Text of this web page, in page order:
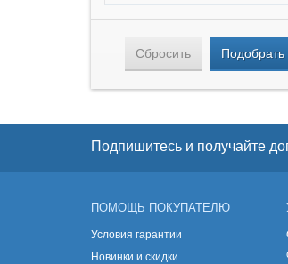
Сбросить Подобрать
Подпишитесь и получайте
ПОМОЩЬ ПОКУПАТЕЛЮ
Условия гарантии
Новинки и скидки